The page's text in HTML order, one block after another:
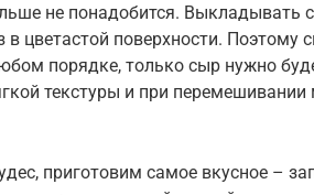
не понадобится. Выкладывать
в цветастой поверхности. Поэтому
порядке, только сыр нужно
текстуры и при
приготовим самое вкусное –